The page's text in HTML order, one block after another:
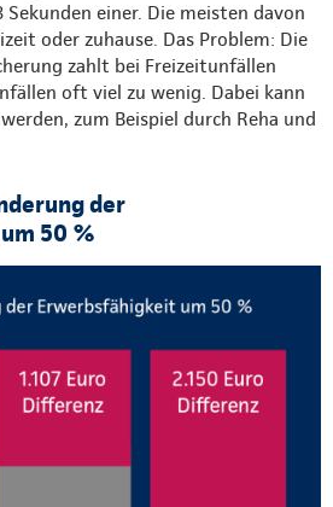
einer. Die meisten davon
oder zuhause. Das Problem: Die
zahlt bei Freizeitunfällen
oft viel zu wenig. Dabei kann
zum Beispiel durch Reha und
der
50 %